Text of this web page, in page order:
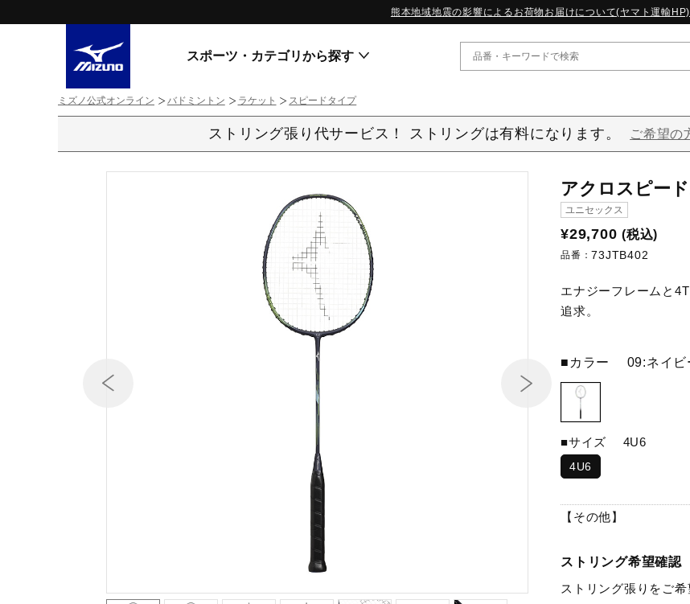
熊本地域地震の影響によるお荷物お届けについて(ヤマト運輸HP)
スポーツ・カテゴリから探す
スニーカー
テニス／ソフトテニス
スニーカー
WAVE RIDER
ゴアテックス
コラボレーション
その他シリーズ
スニーカー商品をすべて見る
ミズノ公式オンライン バドミントン ラケット スピードタイプ
ストリング張り代サービス！ ストリングは有料になります。 ご希望の
アクロスピー
ユニセックス
¥29,700 (税込)
品番：73JTB402
エナジーフレームと
追求。
■カラー 09:ネイビ
■サイズ 4U6
4U6
【その他】
ストリング希望確認
ストリング張りをご